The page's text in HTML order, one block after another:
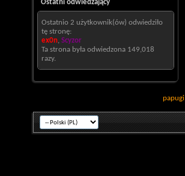
Ostatni odwiedzający
Ostatnio 2 użytkownik(ów) odwiedziło
tę stronę:
ex0n, Scyzor
Ta strona była odwiedzona 149,018
razy.
papugi